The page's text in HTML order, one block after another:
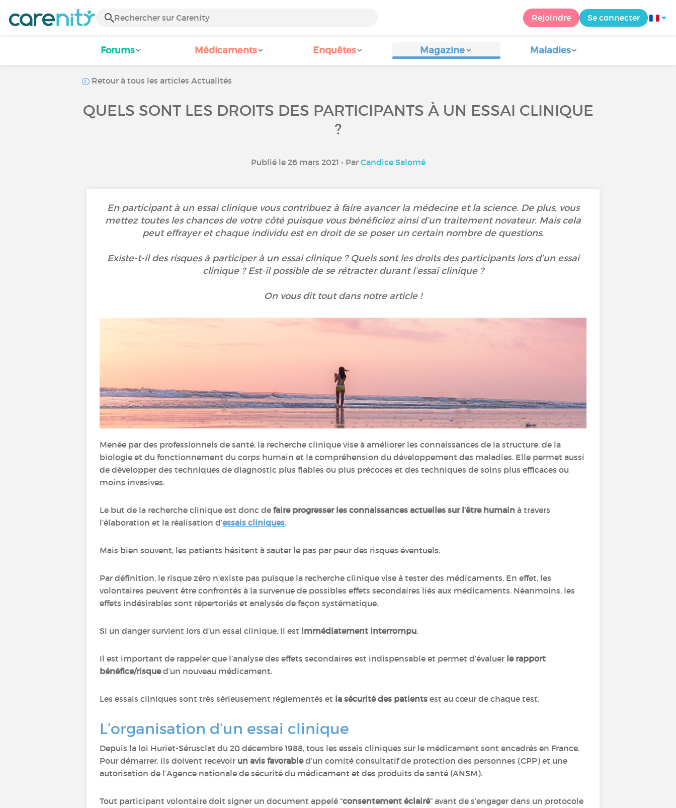
Rejoindre Se connecter
Forums Médicaments Enquêtes Magazine Maladies
Retour à tous les articles Actualités
QUELS SONT LES DROITS DES PARTICIPANTS À UN ESSAI CLINIQUE
?
Publié le 26 mars 2021 • Par Candice Salomé
En participant à un essai clinique vous contribuez à faire avancer la médecine et la science. De plus, vous
mettez toutes les chances de votre côté puisque vous bénéficiez ainsi d’un traitement novateur. Mais cela
peut effrayer et chaque individu est en droit de se poser un certain nombre de questions.
Existe-t-il des risques à participer à un essai clinique ? Quels sont les droits des participants lors d’un essai
clinique ? Est-il possible de se rétracter durant l’essai clinique ?
On vous dit tout dans notre article !
Menée par des professionnels de santé, la recherche clinique vise à améliorer les connaissances de la structure, de la
biologie et du fonctionnement du corps humain et la compréhension du développement des maladies. Elle permet aussi
de développer des techniques de diagnostic plus fiables ou plus précoces et des techniques de soins plus efficaces ou
moins invasives.
Le but de la recherche clinique est donc de faire progresser les connaissances actuelles sur l’être humain à travers
l’élaboration et la réalisation d’essais cliniques.
Mais bien souvent, les patients hésitent à sauter le pas par peur des risques éventuels.
Par définition, le risque zéro n’existe pas puisque la recherche clinique vise à tester des médicaments. En effet, les
volontaires peuvent être confrontés à la survenue de possibles effets secondaires liés aux médicaments. Néanmoins, les
effets indésirables sont répertoriés et analysés de façon systématique.
Si un danger survient lors d’un essai clinique, il est immédiatement interrompu.
Il est important de rappeler que l’analyse des effets secondaires est indispensable et permet d’évaluer le rapport
bénéfice/risqued’un nouveau médicament.
Les essais cliniques sont très sérieusement réglementés et la sécurité des patients est au cœur de chaque test.
L’organisation d’un essai clinique
Depuis la loi Huriet-Sérusclat du 20 décembre 1988, tous les essais cliniques sur le médicament sont encadrés en France.
Pour démarrer, ils doivent recevoir un avis favorabled’un comité consultatif de protection des personnes (CPP) et une
autorisation de l’Agence nationale de sécurité du médicament et des produits de santé (ANSM).
Tout participant volontaire doit signer un document appelé “consentement éclairé” avant de s’engager dans un protocole